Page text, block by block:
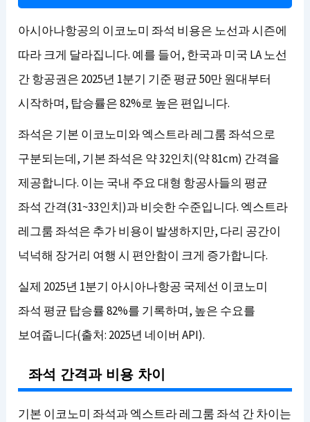
아시아나항공의 이코노미 좌석 비용은 노선과 시즌에
따라 크게 달라집니다. 예를 들어, 한국과 미국 LA 노선
간 항공권은 2025년 1분기 기준 평균 50만 원대부터
시작하며, 탑승률은 82%로 높은 편입니다.
좌석은 기본 이코노미와 엑스트라 레그룸 좌석으로
구분되는데, 기본 좌석은 약 32인치(약 81cm) 간격을
제공합니다. 이는 국내 주요 대형 항공사들의 평균
좌석 간격(31~33인치)과 비슷한 수준입니다. 엑스트라
레그룸 좌석은 추가 비용이 발생하지만, 다리 공간이
넉넉해 장거리 여행 시 편안함이 크게 증가합니다.
실제 2025년 1분기 아시아나항공 국제선 이코노미
좌석 평균 탑승률 82%를 기록하며, 높은 수요를
보여줍니다(출처: 2025년 네이버 API).
좌석 간격과 비용 차이
기본 이코노미 좌석과 엑스트라 레그룸 좌석 간 차이는